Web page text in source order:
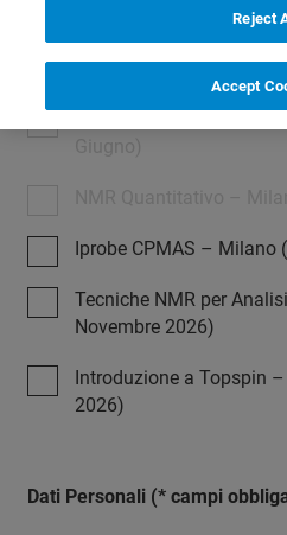
Corso Topspin Base –
NMR Labmanager –
Giugno)
Iprobe CPMAS – Milano
Tecniche NMR per Analisi di
Novembre 2026)
Introduzione a Topspin
2026)
Dati Personali (* campi
Reject
Accept